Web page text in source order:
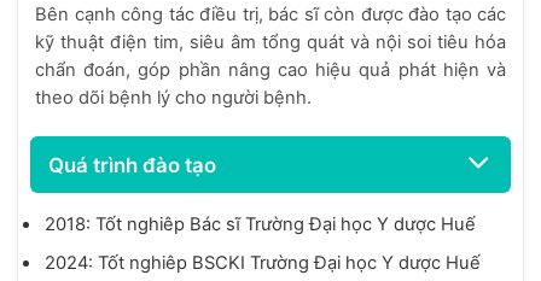
Bên cạnh công tác điều trị, bác sĩ còn được đào tạo các
kỹ thuật điện tim, siêu âm tổng quát và nội soi tiêu hóa
chẩn đoán, góp phần nâng cao hiệu quả phát hiện và
theo dõi bệnh lý cho người bệnh.
Quá trình đào tạo
2018: Tốt nghiêp Bác sĩ Trường Đại học Y dược Huế
2024: Tốt nghiêp BSCKI Trường Đại học Y dược Huế